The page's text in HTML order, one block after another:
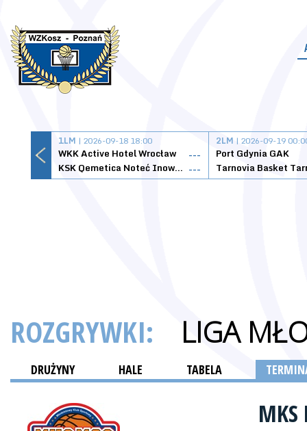
1LM | 2026-09-18 18:00
WKK Active Hotel Wrocław
---
KSK Qemetica Noteć Inowrocław ---
2LM | 2026-09-19
Port Gdynia GAK
ROZGRYWKI: LIGA
DRUŻYNY HALE TABELA